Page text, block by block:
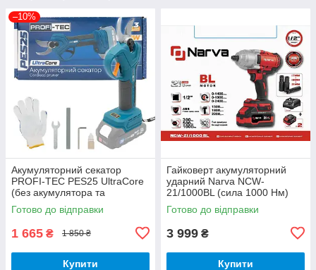
–10%
Акумуляторний секатор
PROFI-TEC PES25 UltraCore
(без акумулятора та
зарядного пристрою)
Готово до відправки
1 665 ₴ 1 850 ₴
Купити
Гайковерт акумуляторний
ударний Narva NCW-
21/1000BL (сила 1000 Нм)
Готово до відправки
3 999 ₴
Купити